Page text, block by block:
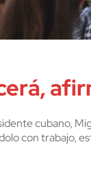
cubano,
con trabajo,